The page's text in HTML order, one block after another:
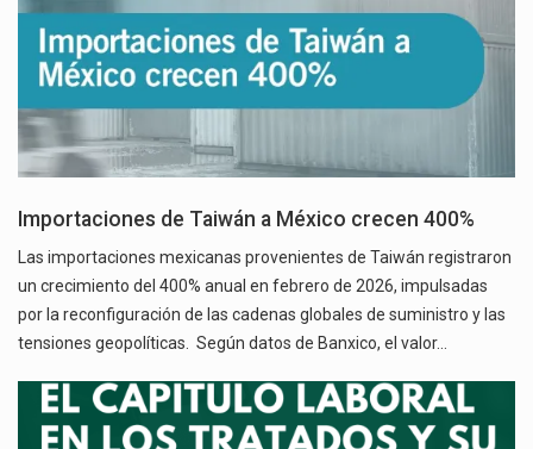
Importaciones de Taiwán a México crecen 400%
Las importaciones mexicanas provenientes de Taiwán registraron
un crecimiento del 400% anual en febrero de 2026, impulsadas
por la reconfiguración de las cadenas globales de suministro y las
tensiones geopolíticas. Según datos de Banxico, el valor…